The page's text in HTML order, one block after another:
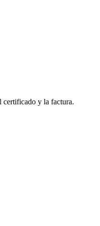
certificado y la factura.